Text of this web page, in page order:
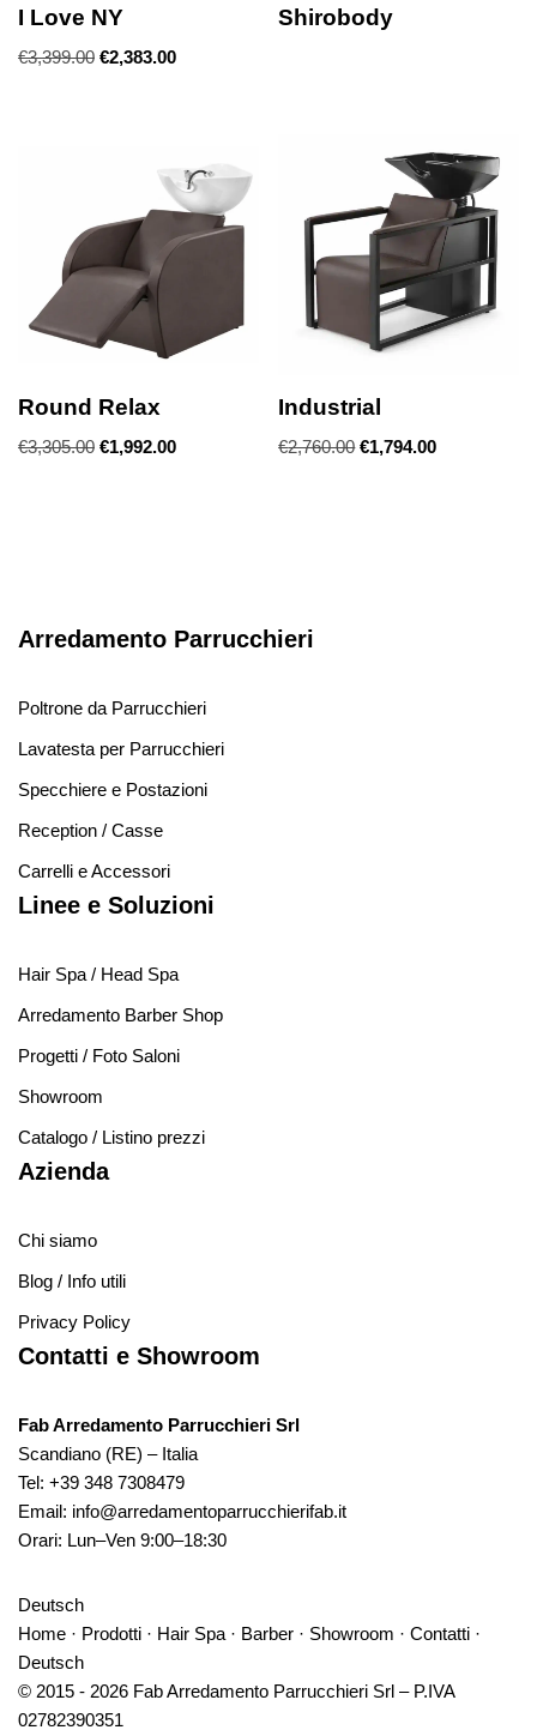
I Love NY
€3,399.00 €2,383.00
Shirobody
Round Relax
€3,305.00 €1,992.00
Industrial
€2,760.00 €1,794.00
Arredamento Parrucchieri
Poltrone da Parrucchieri
Lavatesta per Parrucchieri
Specchiere e Postazioni
Reception / Casse
Carrelli e Accessori
Linee e Soluzioni
Hair Spa / Head Spa
Arredamento Barber Shop
Progetti / Foto Saloni
Showroom
Catalogo / Listino prezzi
Azienda
Chi siamo
Blog / Info utili
Privacy Policy
Contatti e Showroom
Fab Arredamento Parrucchieri Srl
Scandiano (RE) – Italia
Tel: +39 348 7308479
Email: info@arredamentoparrucchierifab.it
Orari: Lun–Ven 9:00–18:30
Deutsch
Home · Prodotti · Hair Spa · Barber · Showroom · Contatti ·
Deutsch
© 2015 - 2026 Fab Arredamento Parrucchieri Srl – P.IVA
02782390351